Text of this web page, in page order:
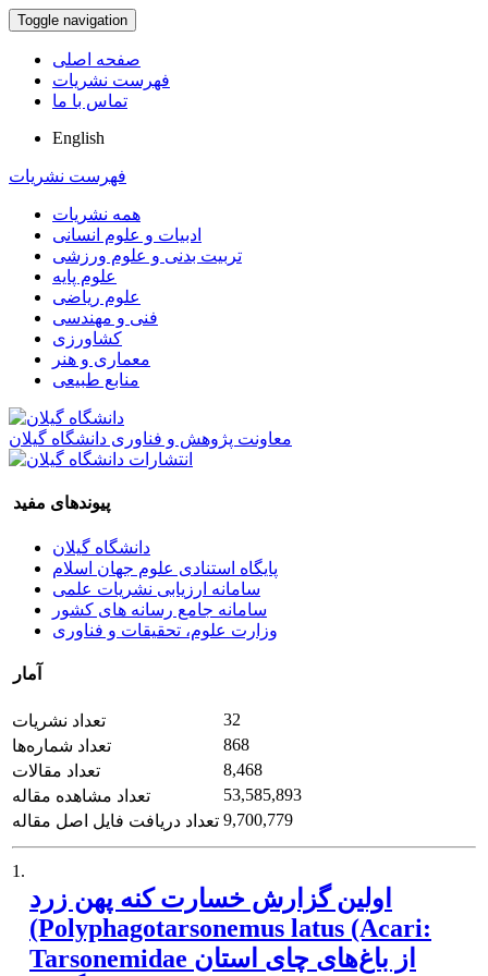
Toggle navigation
صفحه اصلی
فهرست نشریات
تماس با ما
English
فهرست نشریات
همه نشریات
ادبیات و علوم انسانی
تربیت بدنی و علوم ورزشی
علوم پایه
علوم ریاضی
فنی و مهندسی
کشاورزی
معماری و هنر
منابع طبیعی
معاونت پژوهش و فناوری دانشگاه گیلان
پیوندهای مفید
دانشگاه گیلان
پایگاه استنادی علوم جهان اسلام
سامانه ارزیابی نشریات علمی
سامانه جامع رسانه های کشور
وزارت علوم، تحقیقات و فناوری
آمار
تعداد نشریات
32
تعداد شماره‌ها
868
تعداد مقالات
8,468
تعداد مشاهده مقاله
53,585,893
تعداد دریافت فایل اصل مقاله 9,700,779
1.
اولین گزارش خسارت کنه پهن زرد
(Polyphagotarsonemus latus (Acari:
Tarsonemidae از باغ‌های چای استان